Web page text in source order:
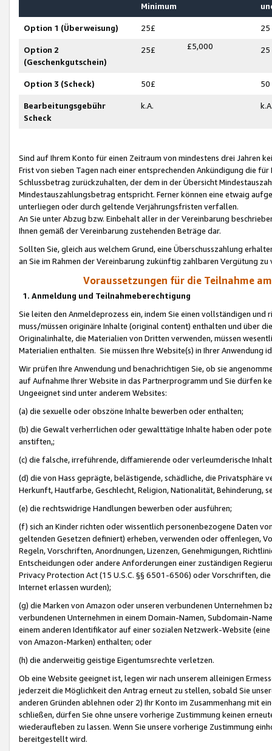
Minimum
Option 1 (Überweisung) 25£ 25
Option 2
(Geschenkgutschein)
25£ £5,000 25
Option 3 (Scheck) 50£ 50
Bearbeitungsgebühr
Scheck
k.A.
Sind auf Ihrem Konto für einen Zeitraum von mindestens drei Jahren
Frist von sieben Tagen nach einer entsprechenden Ankündigung die
Schlussbetrag zurückzuhalten, der dem in der Übersicht
Mindestauszahlungsbetrag entspricht. Ferner können eine etwaig
unterliegen oder durch geltende Verjährungsfristen verfallen.
An Sie unter Abzug bzw. Einbehalt aller in der Vereinbarung
Ihnen gemäß der Vereinbarung zustehenden Beträge dar.
Sollten Sie, gleich aus welchem Grund, eine Überschusszahlung
an Sie im Rahmen der Vereinbarung zukünftig zahlbaren Vergütung zu
Voraussetzungen für die Teilnahme
1. Anmeldung und Teilnahmeberechtigung
Sie leiten den Anmeldeprozess ein, indem Sie einen vollständigen
muss/müssen originäre Inhalte (original content) enthalten und über
Originalinhalte, die Materialien von Dritten verwenden, müssen
Materialien enthalten. Sie müssen Ihre Website(s) in Ihrer Anwendung
Wir prüfen Ihre Anwendung und benachrichtigen Sie, ob sie
auf Aufnahme Ihrer Website in das Partnerprogramm und Sie dürfen
Ungeeignet sind unter anderem Websites:
(a) die sexuelle oder obszöne Inhalte bewerben oder enthalten;
(b) die Gewalt verherrlichen oder gewalttätige Inhalte haben oder
anstiften,;
(c) die falsche, irreführende, diffamierende oder verleumderische
(d) die von Hass geprägte, belästigende, schädliche, die Privatsphäre
Herkunft, Hautfarbe, Geschlecht, Religion, Nationalität, Behinderung,
(e) die rechtswidrige Handlungen bewerben oder ausführen;
(f) sich an Kinder richten oder wissentlich personenbezogene Daten
geltenden Gesetzen definiert) erheben, verwenden oder offenlegen,
Regeln, Vorschriften, Anordnungen, Lizenzen, Genehmigungen,
Entscheidungen oder andere Anforderungen einer zuständigen
Privacy Protection Act (15 U.S.C. §§ 6501-6506) oder Vorschriften,
Internet erlassen wurden);
(g) die Marken von Amazon oder unseren verbundenen Unternehmen
verbundenen Unternehmen in einem Domain-Namen, Subdomain-
einem anderen Identifikator auf einer sozialen Netzwerk-Website
von Amazon-Marken) enthalten; oder
(h) die anderweitig geistige Eigentumsrechte verletzen.
Ob eine Website geeignet ist, legen wir nach unserem alleinigen
jederzeit die Möglichkeit den Antrag erneut zu stellen, sobald Sie
anderen Gründen ablehnen oder 2) Ihr Konto im Zusammenhang mit
schließen, dürfen Sie ohne unsere vorherige Zustimmung keinen
wiederaufleben zu lassen. Wenn Sie unsere vorherige Zustimmung
bereitgestellt wird.